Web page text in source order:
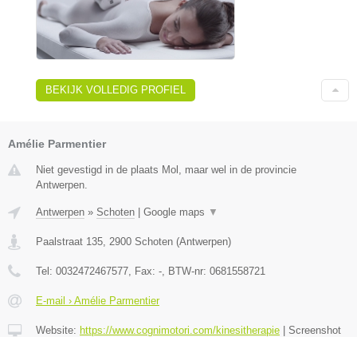
BEKIJK VOLLEDIG PROFIEL
Amélie Parmentier
Niet gevestigd in de plaats Mol, maar wel in de provincie
Antwerpen.
Antwerpen » Schoten Google maps ▼
Paalstraat 135 2900 Schoten (Antwerpen)
Tel: 0032472467577 , Fax: - , BTW-nr: 0681558721
E-mail › Amélie Parmentier
Website: https://www.cognimotori.com/kinesitherapie
Screenshot